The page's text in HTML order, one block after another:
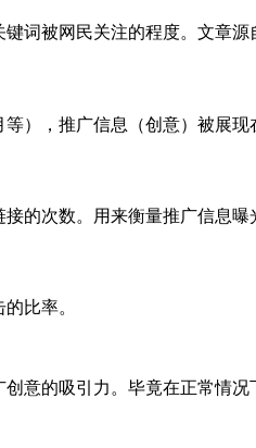
词被网民关注的程度。 文章源
），推广信息（创意）被展现
的次数。用来衡量推广信息曝
比率。
意的吸引力。毕竟在正常情